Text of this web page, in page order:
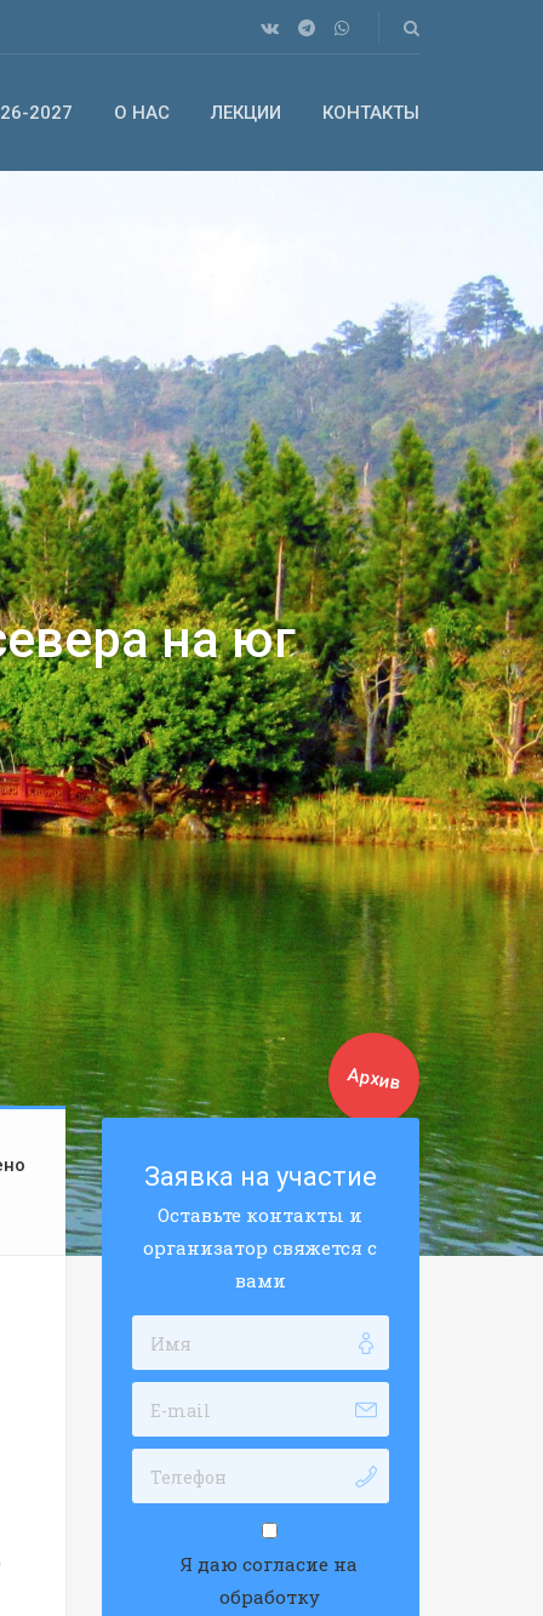
2027 О НАС ЛЕКЦИИ КОНТАКТЫ
на юг
Архив
Заявка на участие
Оставьте контакты и
организатор свяжется с
вами
Я даю согласие на
обработку